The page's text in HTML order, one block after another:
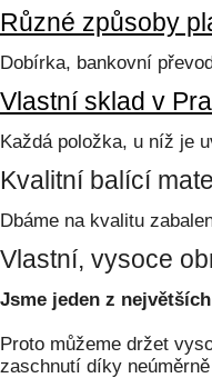
Různé způsoby
Dobírka, bankovní
Vlastní sklad v
Každá položka, u níž je
Kvalitní balící
Dbáme na kvalitu
Vlastní, vysoce
Jsme jeden z
Proto můžeme držet
zaschnutí díky